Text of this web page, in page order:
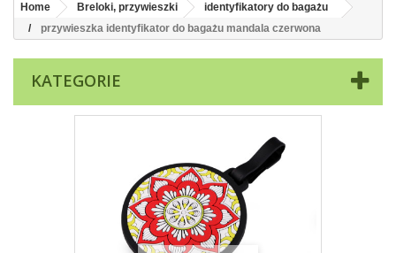
Home Breloki, przywieszki
identyfikatory do bagażu
przywieszka identyfikator do bagażu mandala czerwona
KATEGORIE